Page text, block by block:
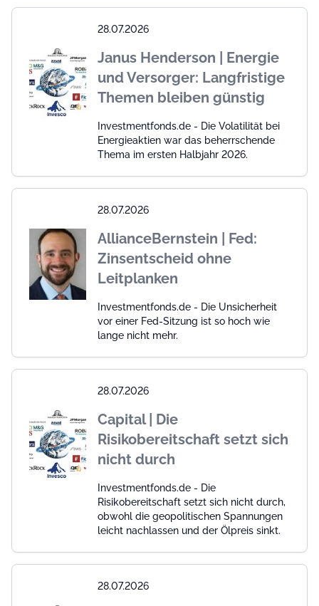
28.07.2026
Janus Henderson | Energie
und Versorger: Langfristige
Themen bleiben günstig
Investmentfonds.de - Die Volatilität bei
Energieaktien war das beherrschende
Thema im ersten Halbjahr 2026.
28.07.2026
AllianceBernstein | Fed:
Zinsentscheid ohne
Leitplanken
Investmentfonds.de - Die Unsicherheit
vor einer Fed-Sitzung ist so hoch wie
lange nicht mehr.
28.07.2026
Capital | Die
Risikobereitschaft setzt sich
nicht durch
Investmentfonds.de - Die
Risikobereitschaft setzt sich nicht durch,
obwohl die geopolitischen Spannungen
leicht nachlassen und der Ölpreis sinkt.
28.07.2026